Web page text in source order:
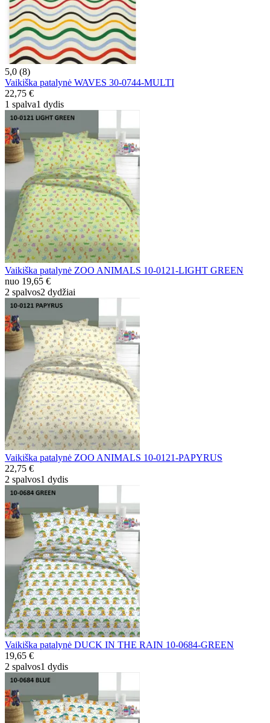
5,0 (8)
Vaikiška patalynė WAVES 30-0744-MULTI
22,75 €
1 spalva1 dydis
Vaikiška patalynė ZOO ANIMALS 10-0121-LIGHT GREEN
nuo 19,65 €
2 spalvos2 dydžiai
Vaikiška patalynė ZOO ANIMALS 10-0121-PAPYRUS
22,75 €
2 spalvos1 dydis
Vaikiška patalynė DUCK IN THE RAIN 10-0684-GREEN
19,65 €
2 spalvos1 dydis